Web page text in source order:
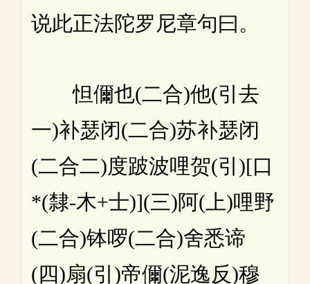
说此正法陀罗尼章句曰。
怛儞也(二合)他(引去
一)补瑟闭(二合)苏补瑟闭
(二合二)度跛波哩贺(引)[口
*(隸-木+士)](三)阿(上)哩野
(二合)钵啰(二合)舍悉谛
(四)扇(引)帝儞(泥逸反)穆